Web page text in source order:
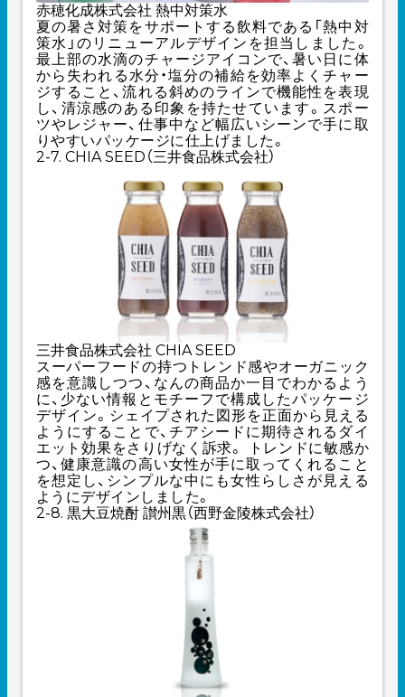
赤穂化成株式会社 熱中対策水
夏の暑さ対策をサポートする飲料である「熱中対
策水」のリニューアルデザインを担当しました。
最上部の水滴のチャージアイコンで、暑い日に体
から失われる水分・塩分の補給を効率よくチャー
ジすること、流れる斜めのラインで機能性を表現
し、清涼感のある印象を持たせています。スポー
ツやレジャー、仕事中など幅広いシーンで手に取
りやすいパッケージに仕上げました。
2-7. CHIA SEED（三井食品株式会社）
三井食品株式会社 CHIA SEED
スーパーフードの持つトレンド感やオーガニック
感を意識しつつ、なんの商品か一目でわかるよう
に、少ない情報とモチーフで構成したパッケージ
デザイン。シェイプされた図形を正面から見える
ようにすることで、チアシードに期待されるダイ
エット効果をさりげなく訴求。 トレンドに敏感か
つ、健康意識の高い女性が手に取ってくれること
を想定し、シンプルな中にも女性らしさが見える
ようにデザインしました。
2-8. 黒大豆焼酎 讃州黒（西野金陵株式会社）